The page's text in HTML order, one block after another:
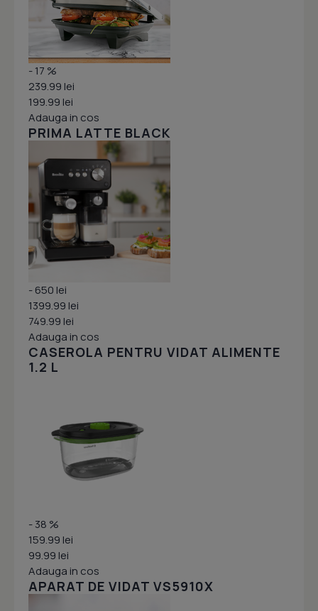
- 17 %
239.99 lei
199.99 lei
Adauga in cos
PRIMA LATTE BLACK
- 650 lei
1399.99 lei
749.99 lei
Adauga in cos
CASEROLA PENTRU VIDAT ALIMENTE
1.2 L
- 38 %
159.99 lei
99.99 lei
Adauga in cos
APARAT DE VIDAT VS5910X